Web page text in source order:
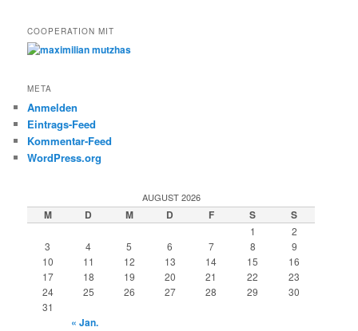
COOPERATION MIT
META
Anmelden
Eintrags-Feed
Kommentar-Feed
WordPress.org
AUGUST 2026
M D M D F S S
1
2
3
4 5 6 7 8
9
10
11 12 13 14 15
16
17
18 19 20 21 22
23
24
25 26 27 28 29
30
31
« Jan.